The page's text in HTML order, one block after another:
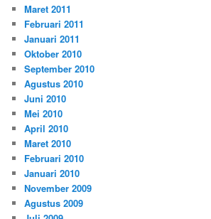
Maret 2011
Februari 2011
Januari 2011
Oktober 2010
September 2010
Agustus 2010
Juni 2010
Mei 2010
April 2010
Maret 2010
Februari 2010
Januari 2010
November 2009
Agustus 2009